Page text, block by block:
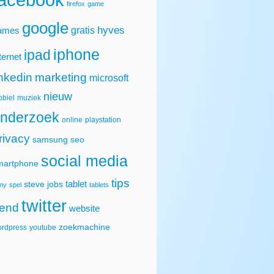
firefox game
google gratis hyves
ipad iphone
marketing microsoft
muziek nieuw
online playstation
samsung seo
social media
spel steve jobs tablet tablets tips
twitter website
youtube zoekmachine